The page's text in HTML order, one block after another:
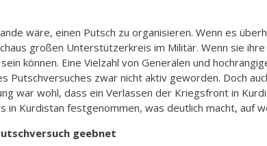
wäre, einen Putsch zu organisieren. Wenn es
großen Unterstützerkreis im Militär. Wenn sie
können. Eine Vielzahl von Generälen und
Putschversuches zwar nicht aktiv geworden. Doch
war wohl, dass ein Verlassen der Kriegsfront in
Kurdistan festgenommen, was deutlich macht, auf
geebnet